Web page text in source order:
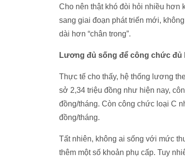
Cho nên thật khó đòi hỏi nhiều
sang giai đoạn phát triển mới,
dài hơn “chân trong”.
Lương đủ sống để công chức đủ
Thực tế cho thấy, hệ thống lương
sở 2,34 triệu đồng như hiện nay,
đồng/tháng. Còn công chức loại C
đồng/tháng.
Tất nhiên, không ai sống với mức
thêm một số khoản phụ cấp. Tuy